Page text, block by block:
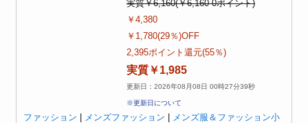
実質￥6,160(￥6,160-0ポイント)
￥4,380
￥1,780(29％)OFF
2,395ポイント還元(55％)
実質￥1,985
更新日：2026年08月08日 00時27分39秒
※更新日について
ファッション メンズファッション
メンズ服＆ファッション小